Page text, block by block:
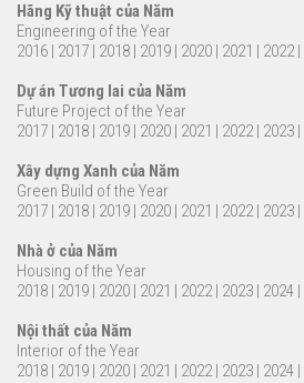
Hãng Kỹ thuật của Năm
Engineering of the Year
2016 | 2017 | 2018 | 2019 | 2020 | 2021 | 2022|
Dự án Tương lai của Năm
Future Project of the Year
2017 | 2018 | 2019 | 2020 | 2021 | 2022| 2023 |
Xây dựng Xanh của Năm
Green Build of the Year
2017 | 2018 | 2019 | 2020 | 2021 | 2022| 2023 |
Nhà ở của Năm
Housing of the Year
2018 | 2019 | 2020 | 2021 | 2022| 2023 | 2024 |
Nội thất của Năm
Interior of the Year
2018 | 2019 | 2020 | 2021 | 2022| 2023 | 2024 |